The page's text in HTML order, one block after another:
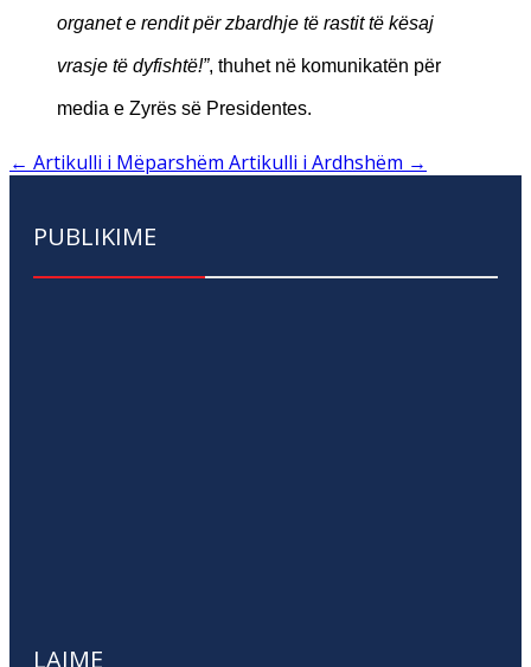
organet e rendit për zbardhje të rastit të kësaj
vrasje të dyfishtë!”, thuhet në komunikatën për
media e Zyrës së Presidentes.
← Artikulli i Mëparshëm Artikulli i Ardhshëm →
PUBLIKIME
LAJME